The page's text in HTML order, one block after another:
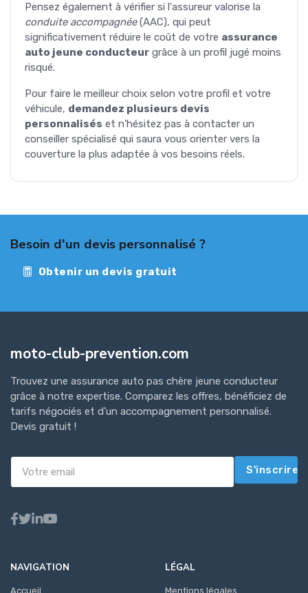
Pensez également à vérifier si l'assureur valorise la
conduite accompagnée(AAC), qui peut
significativement réduire le coût de votre assurance
auto jeune conducteur grâce à un profil jugé moins
risqué.
Pour faire le meilleur choix selon votre profil et votre
véhicule, demandez plusieurs devis
personnalisés et n'hésitez pas à contacter un
conseiller spécialisé qui saura vous orienter vers la
couverture la plus adaptée à vos besoins réels.
Besoin d'un devis personnalisé ?
Obtenir un devis gratuit
moto-club-prevention.com
Trouvez une assurance auto pas chère jeune conducteur
grâce à notre expertise. Comparez les offres, bénéficiez de
tarifs négociés et d'un accompagnement personnalisé.
Devis gratuit !
S'inscrire
NAVIGATION
Accueil
LÉGAL
Mentions légales